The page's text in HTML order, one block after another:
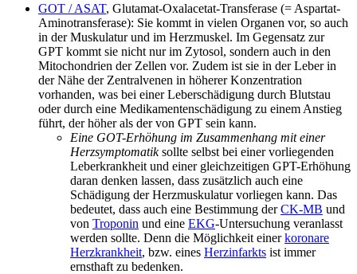
GOT / ASAT, Glutamat-Oxalacetat-Transferase (= Aspartat-
Aminotransferase): Sie kommt in vielen Organen vor, so auch
in der Muskulatur und im Herzmuskel. Im Gegensatz zur
GPT kommt sie nicht nur im Zytosol, sondern auch in den
Mitochondrien der Zellen vor. Zudem ist sie in der Leber in
der Nähe der Zentralvenen in höherer Konzentration
vorhanden, was bei einer Leberschädigung durch Blutstau
oder durch eine Medikamentenschädigung zu einem Anstieg
führt, der höher als der von GPT sein kann.
Eine GOT-Erhöhung im Zusammenhang mit einer
Herzsymptomatiksollte selbst bei einer vorliegenden
Leberkrankheit und einer gleichzeitigen GPT-Erhöhung
daran denken lassen, dass zusätzlich auch eine
Schädigung der Herzmuskulatur vorliegen kann. Das
bedeutet, dass auch eine Bestimmung derCK-MB und
von Troponin und eine EKG-Untersuchung veranlasst
werden sollte. Denn die Möglichkeit einerkoronare
Herzkrankheit, bzw. eines Herzinfarkts ist immer
ernsthaft zu bedenken.